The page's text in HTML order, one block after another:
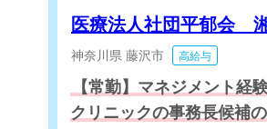
医療法人社団平郁会
神奈川県 藤沢市 高給与
【常勤】マネジメント経
クリニックの事務長候補